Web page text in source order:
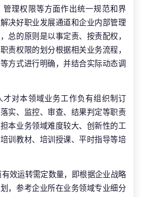
管理权限等方面作出统一规范和界
决好职业发展通道和企业内部管理
总的原则是以事定责、按责配权，
责权限的划分根据相关业务流程，
方式进行明确，并结合实际动态调
才对本领域业务工作负有组织制订
落实、监控、审查、结果判定等职责
本业务领域难度较大、创新性的工
训教材、培训授课、平时指导等培
效运转需定数量，即根据企业战略
，参考企业所在业务领域专业细分